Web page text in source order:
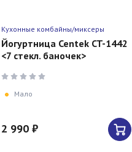
Кухонные комбайны/миксеры
Йогуртница Centek CT-1442
<7 стекл. баночек>
прозрачная крышка, LED
Мало
2 990 ₽